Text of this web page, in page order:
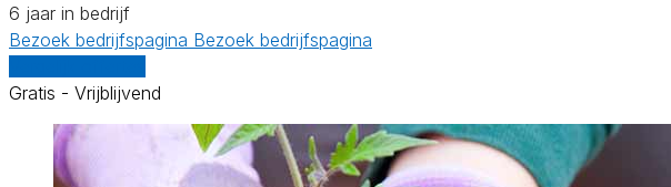
6 jaar in bedrijf
Bezoek bedrijfspagina Bezoek bedrijfspagina
Gratis - Vrijblijvend